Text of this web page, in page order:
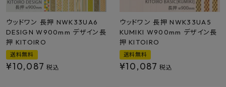
メーカーから選ぶ
ご利用ガイド
よくあるご質問
ウッドワン 長押 NWK33UA6
DESIGN W900mm デザイン長
押 KITOIRO
送料無料
¥10,087 税込
ウッドワン 長押 NWK33UA5
KUMIKI W900mm デザイン長
押 KITOIRO
送料無料
¥10,087 税込